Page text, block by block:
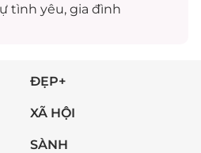
tình yêu, gia đình
ĐẸP+
XÃ HỘI
SÀNH